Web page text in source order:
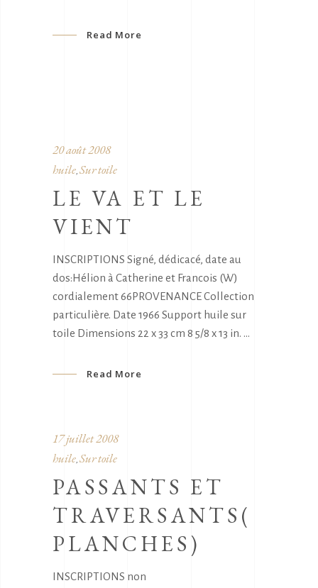
Read More
20 août 2008
huile Sur toile
LE VA ET LE
VIENT
INSCRIPTIONS Signé, dédicacé, date au
dos:Hélion à Catherine et Francois (W)
cordialement 66PROVENANCE Collection
particulière. Date 1966 Support huile sur
toile Dimensions 22 x 33 cm 8 5/8 x 13 in.
Read More
17 juillet 2008
huile, Sur toile
PASSANTS ET
TRAVERSANTS(
PLANCHES)
INSCRIPTIONS non